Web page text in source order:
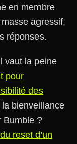
en membre
agressif,
réponses.
vaut la peine
pour
des
bienveillance
Bumble ?
reset d'un